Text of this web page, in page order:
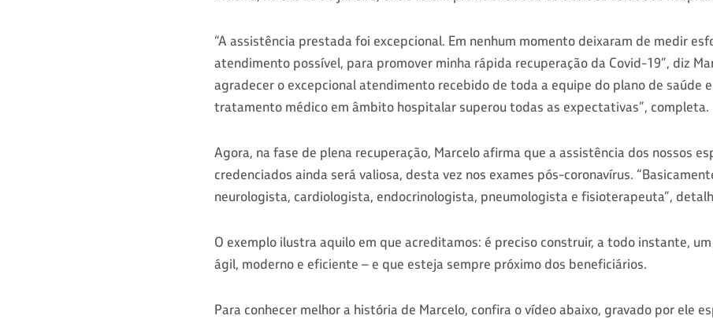
“A assistência prestada foi excepcional. Em nenhum momento deixaram de medir
atendimento possível, para promover minha rápida recuperação da Covid-19”, diz
agradecer o excepcional atendimento recebido de toda a equipe do plano de saúde
tratamento médico em âmbito hospitalar superou todas as expectativas”, completa.
Agora, na fase de plena recuperação, Marcelo afirma que a assistência dos nossos
credenciados ainda será valiosa, desta vez nos exames pós-coronavírus.
neurologista, cardiologista, endocrinologista, pneumologista e fisioterapeuta”,
O exemplo ilustra aquilo em que acreditamos: é preciso construir, a todo instante,
ágil, moderno e eficiente – e que esteja sempre próximo dos beneficiários.
Para conhecer melhor a história de Marcelo, confira o vídeo abaixo, gravado por ele